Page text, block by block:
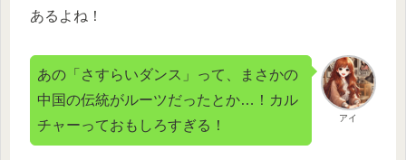
あるよね！
アイ
あの「さすらいダンス」って、まさかの
中国の伝統がルーツだったとか…！カル
チャーっておもしろすぎる！